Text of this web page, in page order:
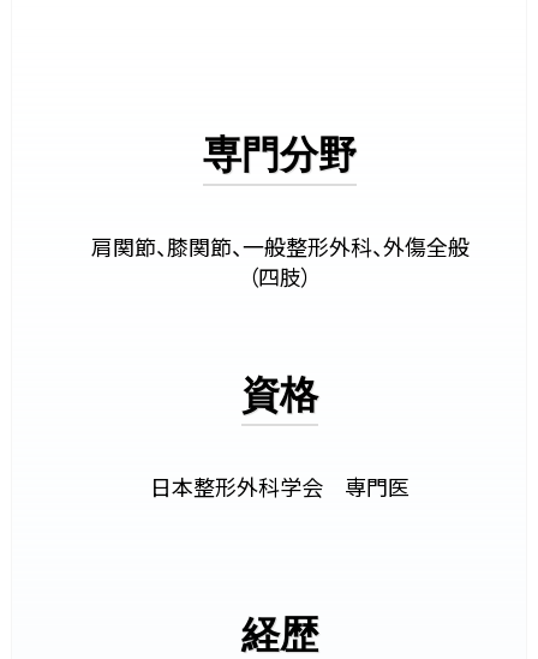
専門分野
肩関節、膝関節、一般整形外科、外傷全般
（四肢）
資格
日本整形外科学会 専門医
経歴